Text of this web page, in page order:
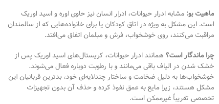
ماهیت بو: مشابه ادرار حیوانات، ادرار انسان نیز حاوی اوره و اسید اوریک
است. این مشکل به ویژه در اتاق کودکان یا برای خانواده‌هایی که از سالمندان
مراقبت می‌کنند، روی خوشخواب، فرش و مبلمان اتفاق می‌افتد.
چرا ماندگار است؟ همانند ادرار حیوانات، کریستال‌های اسید اوریک پس از
خشک شدن در الیاف باقی می‌مانند و با رطوبت دوباره فعال می‌شوند.
خوشخواب‌ها به دلیل ضخامت و ساختار چندلایه‌ای خود، بدترین قربانیان این
مشکل هستند، زیرا مایع به عمق نفوذ کرده و حذف آن بدون تجهیزات
تخصصی تقریباً غیرممکن است.